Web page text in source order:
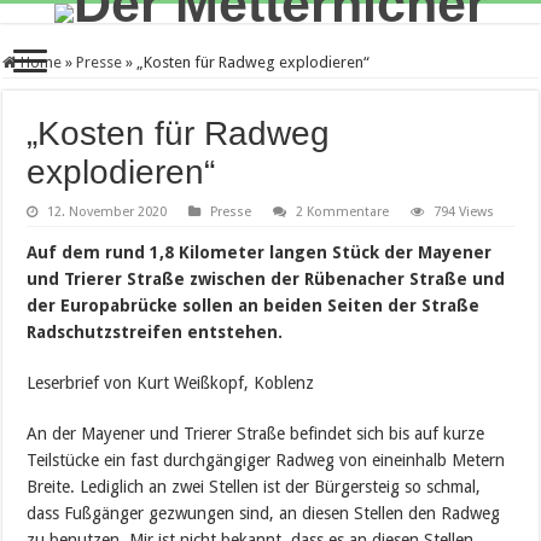
Home » Presse » „Kosten für Radweg explodieren“
„Kosten für Radweg
explodieren“
12. November 2020 Presse 2 Kommentare 794 Views
Auf dem rund 1,8 Kilometer langen Stück der Mayener
und Trierer Straße zwischen der Rübenacher Straße und
der Europabrücke sollen an beiden Seiten der Straße
Radschutzstreifen entstehen.
Leserbrief von Kurt Weißkopf, Koblenz
An der Mayener und Trierer Straße befindet sich bis auf kurze
Teilstücke ein fast durchgängiger Radweg von eineinhalb Metern
Breite. Lediglich an zwei Stellen ist der Bürgersteig so schmal,
dass Fußgänger gezwungen sind, an diesen Stellen den Radweg